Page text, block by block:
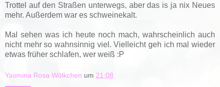
Trottel auf den Straßen unterwegs, aber das is ja nix Neues
mehr. Außerdem war es schweinekalt.
Mal sehen was ich heute noch mach, wahrscheinlich auch
nicht mehr so wahnsinnig viel. Vielleicht geh ich mal wieder
etwas früher schlafen, wer weiß :P
Yasmina Rosa Wölkchen um 21:08